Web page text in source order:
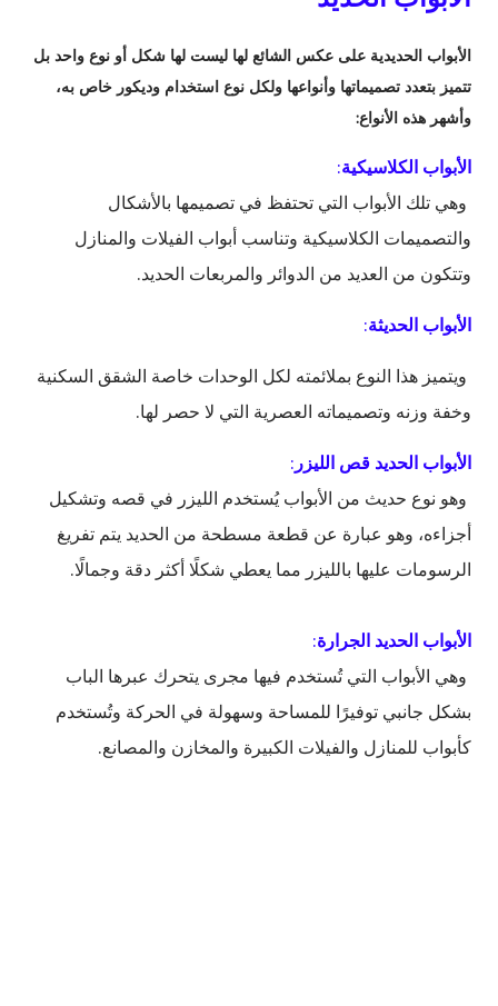
الأبواب الحديدية على عكس الشائع لها ليست لها شكل أو نوع واحد بل
تتميز بتعدد تصميماتها وأنواعها ولكل نوع استخدام وديكور خاص به،
وأشهر هذه الأنواع:
الأبواب الكلاسيكية:
وهي تلك الأبواب التي تحتفظ في تصميمها بالأشكال
والتصميمات الكلاسيكية وتناسب أبواب الفيلات والمنازل
وتتكون من العديد من الدوائر والمربعات الحديد.
الأبواب الحديثة:
ويتميز هذا النوع بملائمته لكل الوحدات خاصة الشقق السكنية
وخفة وزنه وتصميماته العصرية التي لا حصر لها.
الأبواب الحديد قص الليزر :
وهو نوع حديث من الأبواب يُستخدم الليزر في قصه وتشكيل
أجزاءه، وهو عبارة عن قطعة مسطحة من الحديد يتم تفريغ
الرسومات عليها بالليزر مما يعطي شكلًا أكثر دقة وجمالًا.
الأبواب الحديد الجرارة:
وهي الأبواب التي تُستخدم فيها مجرى يتحرك عبرها الباب
بشكل جانبي توفيرًا للمساحة وسهولة في الحركة وتُستخدم
كأبواب للمنازل والفيلات الكبيرة والمخازن والمصانع.